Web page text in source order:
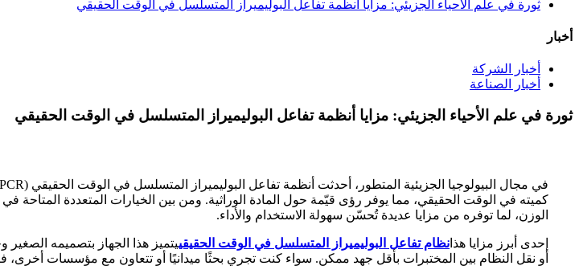
ثورة في علم الأحياء الجزيئي: مزايا أنظمة تفاعل البوليميراز المتسلسل في الوقت الحقيقي
أخبار
أخبار الشركة
أخبار الصناعة
ثورة في علم الأحياء الجزيئي: مزايا أنظمة تفاعل البوليميراز المتسلسل في الوقت الحقيقي
كميته في الوقت الحقيقي، مما يوفر رؤى قيّمة حول المادة الوراثية. ومن بين الخيارات المتعددة
الوزن، لما توفره من مزايا عديدة تُحسّن سهولة الاستخدام والأداء.
إحدى أبرز مزايا هذا نظام تفاعل البوليميراز المتسلسل في الوقت الحقيقييتميز هذا الجهاز بتصميمه الصغير
أو نقل النظام بين المختبرات بأقل جهد ممكن. سواء كنت تجري بحثًا ميدانيًا أو تتعاون مع مؤسسات